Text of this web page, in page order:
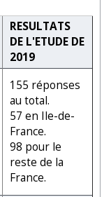
RESULTATS
DE L'ETUDE DE
2019
155 réponses
au total.
57 en Ile-de-
France.
98 pour le
reste de la
France.